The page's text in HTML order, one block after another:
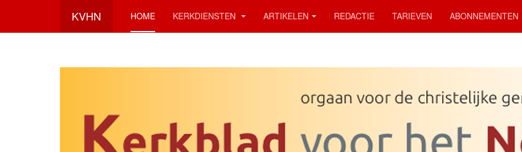
KVHN HOME KERKDIENSTEN ARTIKELEN REDACTIE TARIEVEN ABONNEMENTEN